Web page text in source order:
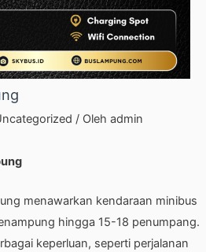
/ Oleh admin
menawarkan kendaraan minibus
hingga 15-18 penumpang.
keperluan, seperti perjalanan